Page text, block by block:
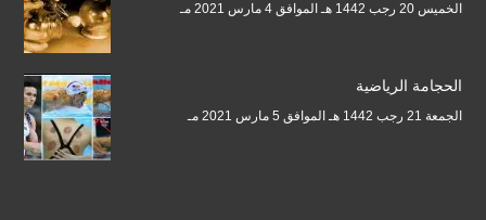
الخميس 20 رجب 1442 هـ الموافق 4 مارس 2021 مـ
الحجامة الرياضية
الجمعة 21 رجب 1442 هـ الموافق 5 مارس 2021 مـ